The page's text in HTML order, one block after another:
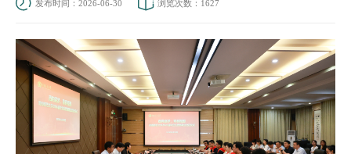
发布时间：2026-06-30 浏览次数： 1627